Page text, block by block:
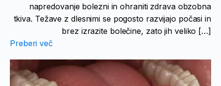
napredovanje bolezni in ohraniti zdrava obzobna
tkiva. Težave z dlesnimi se pogosto razvijajo počasi in
brez izrazite bolečine, zato jih veliko […]
Preberi več